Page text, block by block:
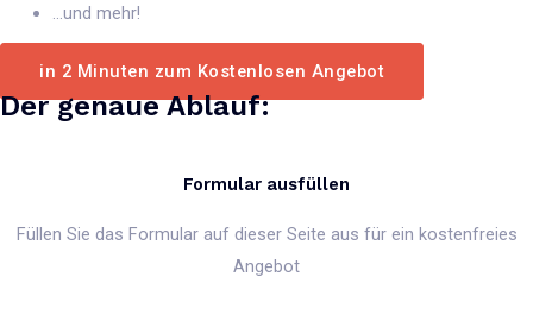
...und mehr!
in 2 Minuten zum Kostenlosen Angebot
Der genaue Ablauf:
Formular ausfüllen
Füllen Sie das Formular auf dieser Seite aus für ein kostenfreies
Angebot